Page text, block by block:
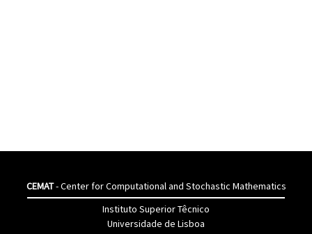
CEMAT- Center for Computational and Stochastic Mathematics
Instituto Superior Têcnico
Universidade de Lisboa